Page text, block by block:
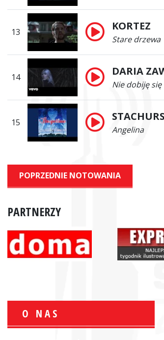
13 KORTEZ
Stare drzewa
14 DARIA
Nie dobiję się
15
Angelina
POPRZEDNIE NOTOWANIA
PARTNERZY
O NAS